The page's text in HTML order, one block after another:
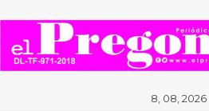
8, 08, 2026